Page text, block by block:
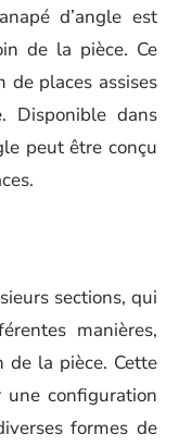
d’angle est
de la pièce. Ce
places assises
Disponible dans
peut être conçu
sections, qui
manières,
de la pièce. Cette
configuration
formes de